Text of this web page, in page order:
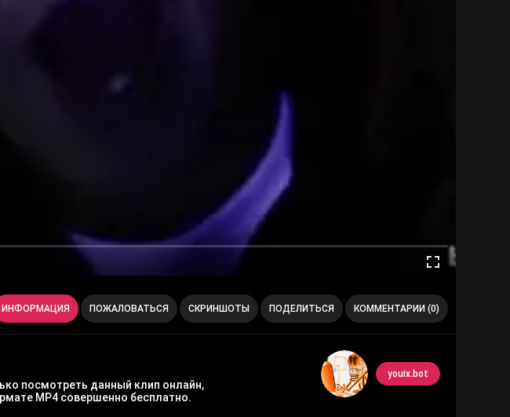
ИНФОРМАЦИЯ ПОЖАЛОВАТЬСЯ СКРИНШОТЫ ПОДЕЛИТЬСЯ КОММЕНТАРИИ (0)
youix.bot
посмотреть данный клип онлайн,
MP4 совершенно бесплатно.